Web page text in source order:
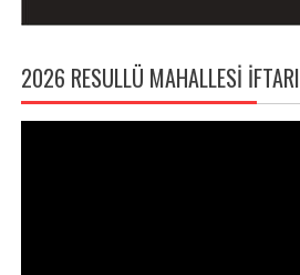
2026 RESULLÜ MAHALLESI İFTARI